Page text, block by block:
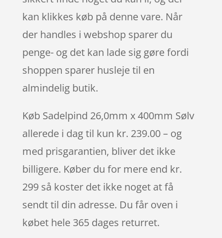
kan klikkes køb på denne vare. Når
der handles i webshop sparer du
penge- og det kan lade sig gøre fordi
shoppen sparer husleje til en
almindelig butik.
Køb Sadelpind 26,0mm x 400mm Sølv
allerede i dag til kun kr. 239.00 – og
med prisgarantien, bliver det ikke
billigere. Køber du for mere end kr.
299 så koster det ikke noget at få
sendt til din adresse. Du får oven i
købet hele 365 dages returret.